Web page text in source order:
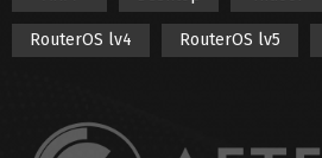
RouterOS lv4 RouterOS lv5